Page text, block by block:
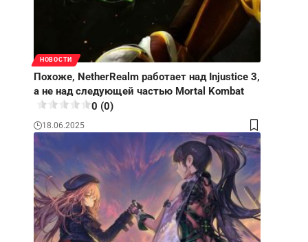
НОВОСТИ
Похоже, NetherRealm работает над Injustice 3,
а не над следующей частью Mortal Kombat
0 (0)
18.06.2025